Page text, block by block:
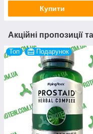
Купити
Акційні пропозиції
Топ Подарунок